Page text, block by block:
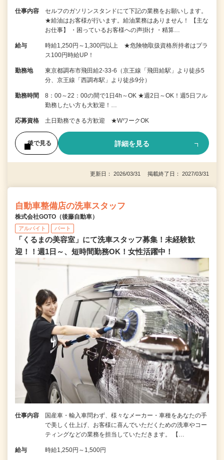
仕事内容
セルフのガソリンスタンドにて下記の業務をお願いします。
★給油はお客様が行います。給油業務はありません！ 【主な
お仕事】 ・困っているお客様への声掛け ・精算…
給与
時給1,250円～1,300円以上 ★危険物取扱資格所持者はプラ
ス100円時給UP！
勤務地
東京都調布市飛田給2-33-6（京王線「飛田給駅」より徒歩5
分、京王線「西調布駅」より徒歩9分）
勤務時間
8：00～22：00の間で1日4h～OK ★週2日～OK！週5日フル
勤務したい方も大歓迎！…
応募資格 土日勤務できる方歓迎 ★WワークOK
後で見る 詳細を見る
更新日： 2026/03/31 掲載終了日： 2027/03/31
自動車整備店の洗車スタッフ
株式会社GOTO（後藤自動車）
アルバイト パート
「くるまの美容室」にて洗車スタッフ募集！未経験歓
迎！！週1日～、短時間勤務OK！女性活躍中！
仕事内容
国産車・輸入車問わず、様々なメーカー・車種をあなたの手
で美しく仕上げ、お客様に喜んでいただくための洗車やコー
ティングなどの業務を担当していただきます。 【…
給与 時給1,250円～1,500円